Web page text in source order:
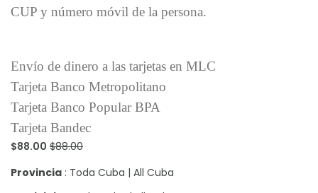
CUP y número móvil de la persona.
Envío de dinero a las tarjetas en MLC
Tarjeta Banco Metropolitano
Tarjeta Banco Popular BPA
Tarjeta Bandec
$88.00 $88.00
Provincia : Toda Cuba | All Cuba